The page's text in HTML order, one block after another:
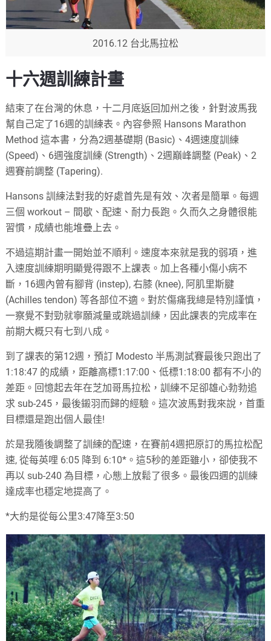
2016.12 台北馬拉松
十六週訓練計畫
結束了在台灣的休息，十二月底返回加州之後，針對波馬我
幫自己定了16週的訓練表。內容參照 Hansons Marathon
Method 這本書，分為2週基礎期 (Basic)、4週速度訓練
(Speed)、6週強度訓練 (Strength)、2週巔峰調整 (Peak)、2
週賽前調整 (Tapering).
Hansons 訓練法對我的好處首先是有效、次者是簡單。每週
三個 workout – 間歇、配速、耐力長跑。久而久之身體很能
習慣，成績也能堆疊上去。
不過這期計畫一開始並不順利。速度本來就是我的弱項，進
入速度訓練期明顯覺得跟不上課表。加上各種小傷小病不
斷，16週內曾有腳背 (instep), 右膝 (knee), 阿肌里斯腱
(Achilles tendon) 等各部位不適。對於傷痛我總是特別謹慎，
一察覺不對勁就寧願減量或跳過訓練，因此課表的完成率在
前期大概只有七到八成。
到了課表的第12週，預訂 Modesto 半馬測試賽最後只跑出了
1:18:47 的成績，距離高標1:17:00、低標1:18:00 都有不小的
差距。回憶起去年在芝加哥馬拉松，訓練不足卻雄心勃勃追
求 sub-245，最後鎩羽而歸的經驗。這次波馬對我來說，首重
目標還是跑出個人最佳!
於是我隨後調整了訓練的配速，在賽前4週把原訂的馬拉松配
速, 從每英哩 6:05 降到 6:10*。這5秒的差距雖小，卻使我不
再以 sub-240 為目標，心態上放鬆了很多。最後四週的訓練
達成率也穩定地提高了。
*大約是從每公里3:47降至3:50